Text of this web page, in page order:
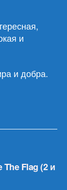
и
и добра.
Flag (2 и